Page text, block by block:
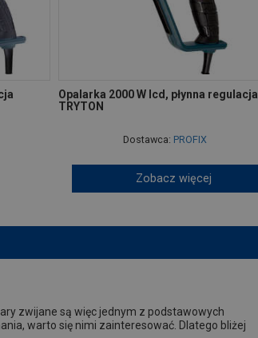
Opalarka 2000 W lcd, płynna regulacja
TRYTON
Dostawca: PROFIX
Zobacz więcej
zwijane są więc jednym z podstawowych
warto się nimi zainteresować. Dlatego bliżej